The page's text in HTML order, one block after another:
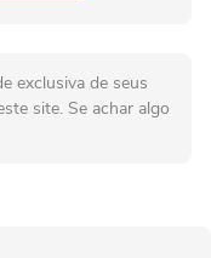
exclusiva de seus
site. Se achar algo